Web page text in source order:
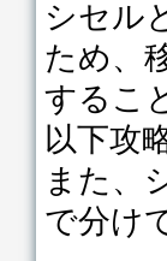
シセル
ため、
するこ
以下攻
また、
で分け